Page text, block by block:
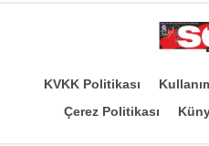
KVKK Politikası
Çerez Politikası